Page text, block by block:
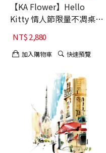
【KA Flower】Hello
Kitty 情人節限量不凋桌花
浮光耀金
NT$2,880
加入購物車 快速預覽